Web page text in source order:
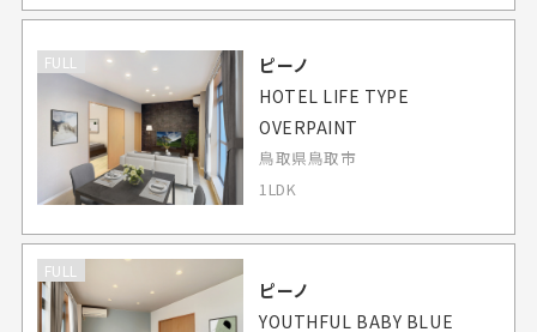
FULL
ピーノ
HOTEL LIFE TYPE
OVERPAINT
鳥取県鳥取市
1LDK
FULL
ピーノ
YOUTHFUL BABY BLUE